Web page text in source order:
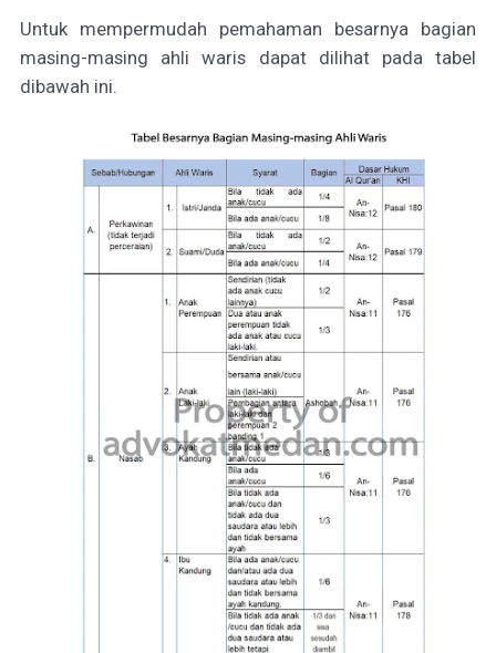
Untuk mempermudah pemahaman besarnya bagian
masing-masing ahli waris dapat dilihat pada tabel
dibawah ini.